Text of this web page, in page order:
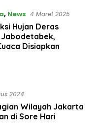
, News 4 Maret 2025
Hujan Deras
Disiapkan
2024
Wilayah Jakarta
di Sore Hari